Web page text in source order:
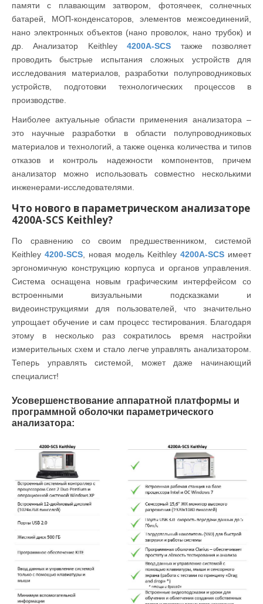
памяти с плавающим затвором, фотоячеек, солнечных
батарей, МОП-конденсаторов, элементов межсоединений,
нано электронных объектов (нано проволок, нано трубок) и
др. Анализатор Keithley4200A-SCS также позволяет
проводить быстрые испытания сложных устройств для
исследования материалов, разработки полупроводниковых
устройств, подготовки технологических процессов в
производстве.
Наиболее актуальные области применения анализатора –
это научные разработки в области полупроводниковых
материалов и технологий, а также оценка количества и типов
отказов и контроль надежности компонентов, причем
анализатор можно использовать совместно несколькими
инженерами-исследователями.
Что нового в параметрическом анализаторе
4200A-SCS Keithley?
По сравнению со своим предшественником, системой
Keithley 4200-SCS, новая модель Keithley 4200A-SCS имеет
эргономичную конструкцию корпуса и органов управления.
Система оснащена новым графическим интерфейсом со
встроенными визуальными подсказками и
видеоинструкциями для пользователей, что значительно
упрощает обучение и сам процесс тестирования. Благодаря
этому в несколько раз сократилось время настройки
измерительных схем и стало легче управлять анализатором.
Теперь управлять системой, может даже начинающий
специалист!
Усовершенствование аппаратной платформы и
программной оболочки параметрического
анализатора: